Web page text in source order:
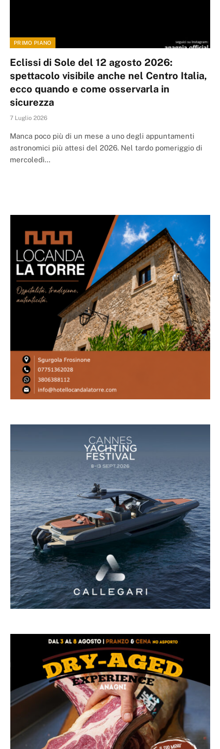
PRIMO PIANO
Eclissi di Sole del 12 agosto 2026:
spettacolo visibile anche nel Centro Italia,
ecco quando e come osservarla in
sicurezza
7 Luglio 2026
Manca poco più di un mese a uno degli appuntamenti
astronomici più attesi del 2026. Nel tardo pomeriggio di
mercoledì…